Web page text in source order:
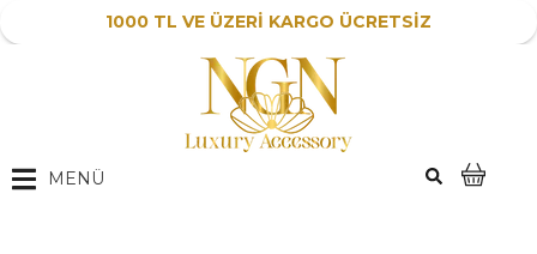
1000 TL VE ÜZERİ KARGO ÜCRETSİZ
MENÜ